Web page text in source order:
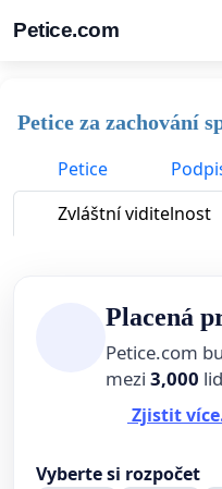
Petice.com
Petice za zachování
Petice
Zvláštní viditelnost
Placená
Petice.com
mezi 3,000
Zjistit
Vyberte si rozpočet